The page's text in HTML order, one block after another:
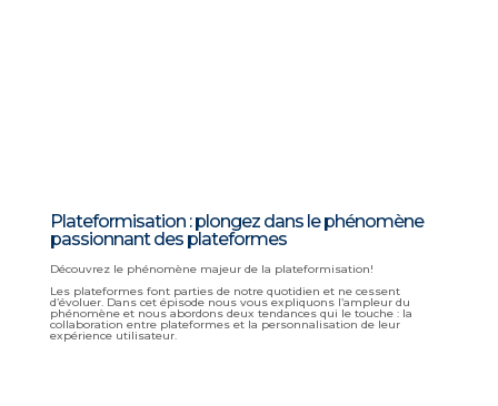
Plateformisation : plongez dans le phénomène
passionnant des plateformes
Découvrez le phénomène majeur de la plateformisation!
Les plateformes font parties de notre quotidien et ne cessent
d’évoluer. Dans cet épisode nous vous expliquons l’ampleur du
phénomène et nous abordons deux tendances qui le touche : la
collaboration entre plateformes et la personnalisation de leur
expérience utilisateur.